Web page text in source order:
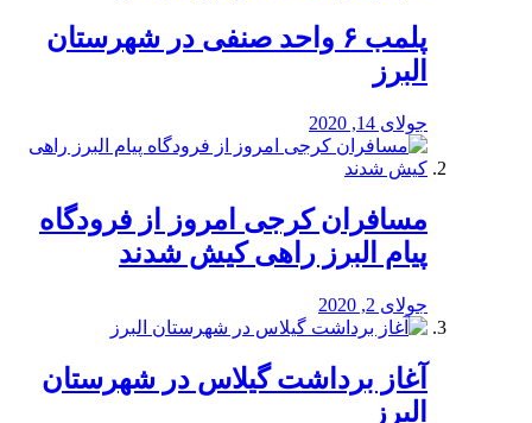
پلمب ۶ واحد صنفی در شهرستان
البرز
جولای 14, 2020
مسافران کرجی امروز از فرودگاه
پیام البرز راهی کیش شدند
جولای 2, 2020
آغاز برداشت گیلاس در شهرستان
البرز